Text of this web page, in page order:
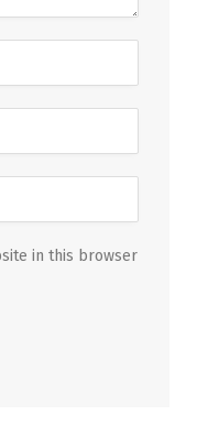
in this browser